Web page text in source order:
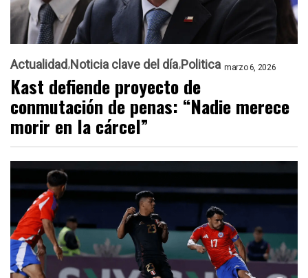
Actualidad Noticia clave del día Politica marzo 6, 2026
Kast defiende proyecto de
conmutación de penas: “Nadie merece
morir en la cárcel”